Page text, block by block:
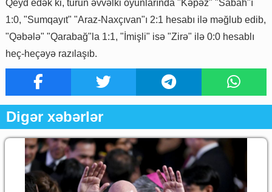
Qeyd edək ki, turun əvvəlki oyunlarında "Kəpəz" "Sabah"ı
1:0, "Sumqayıt" "Araz-Naxçıvan"ı 2:1 hesabı ilə məğlub edib,
"Qəbələ" "Qarabağ"la 1:1, "İmişli" isə "Zirə" ilə 0:0 hesablı
heç-heçəyə razılaşıb.
Digər xəbərlər